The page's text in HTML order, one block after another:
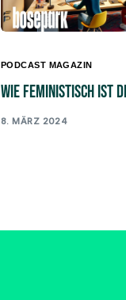
PODCAST MAGAZIN
Wie feministisch ist
8. MÄRZ 2024